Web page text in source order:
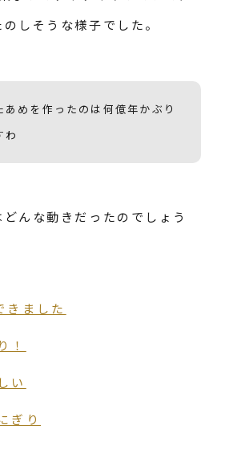
しそうな様子でした。
あめを作ったのは何億年かぶり
わ
んな動きだったのでしょう
きました
！
い
ぎり